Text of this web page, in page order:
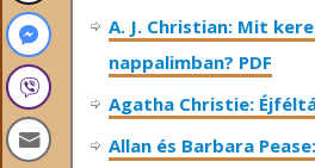
A. J. Christian: Mit
nappalimban? PDF
Agatha Christie:
Allan és Barbara